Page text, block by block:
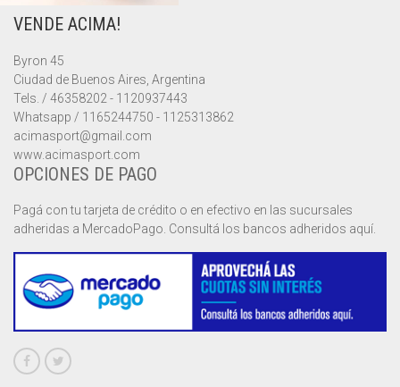
PANTALONES
REMERAS
MANGA CORTA
SIN MANGAS
SHORTS
SHORT DEPORTIVO
SHORT POLLERA
PANTALONES
REMERAS
SHORTS
CHALECOS
MUSCULOSAS
PANTALONES
SHORTS
VENDE ACIMA!
Byron 45
Ciudad de Buenos Aires, Argentina
Tels. / 46358202 - 1120937443
Whatsapp / 1165244750 - 1125313862
acimasport@gmail.com
www.acimasport.com
OPCIONES DE PAGO
Pagá con tu tarjeta de crédito o en efectivo en las sucursales
adheridas a MercadoPago. Consultá los bancos adheridos aquí.